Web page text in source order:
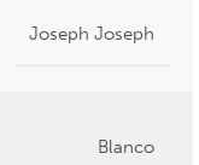
Joseph Joseph
Blanco